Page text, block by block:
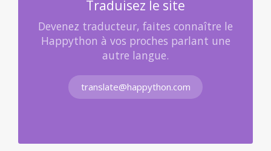
Traduisez le site
Devenez traducteur, faites connaître le
Happython à vos proches parlant une
autre langue.
translate@happython.com